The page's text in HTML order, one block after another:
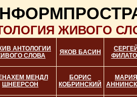
ЖИВОГО
АНТОЛОГИИ
СЛОВА
ЯКОВ БАСИН
МЕНДЛ
ШНЕЕРСОН
БОРИС
КОБРИНСКИЙ
МАРИЯ